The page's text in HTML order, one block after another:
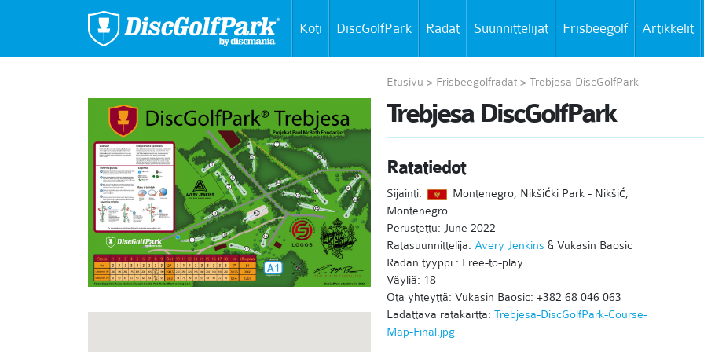
Koti DiscGolfPark Radat Suunnittelijat Frisbeegolf Artikkelit
Etusivu > Frisbeegolfradat> Trebjesa DiscGolfPark
Trebjesa DiscGolfPark
Ratatiedot
Sijainti:
Montenegro, Nikšićki Park - Nikšić,
Montenegro
Perustettu: June 2022
Ratasuunnittelija: Avery Jenkins & Vukasin Baosic
Radan tyyppi : Free-to-play
Väyliä: 18
Ota yhteyttä: Vukasin Baosic: +382 68 046 063
Ladattava ratakartta: Trebjesa-DiscGolfPark-Course-
Map-Final.jpg